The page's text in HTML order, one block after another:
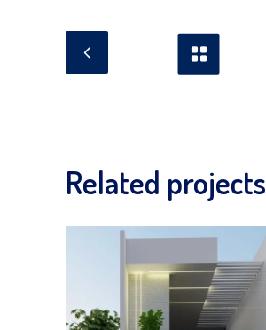
Related projects